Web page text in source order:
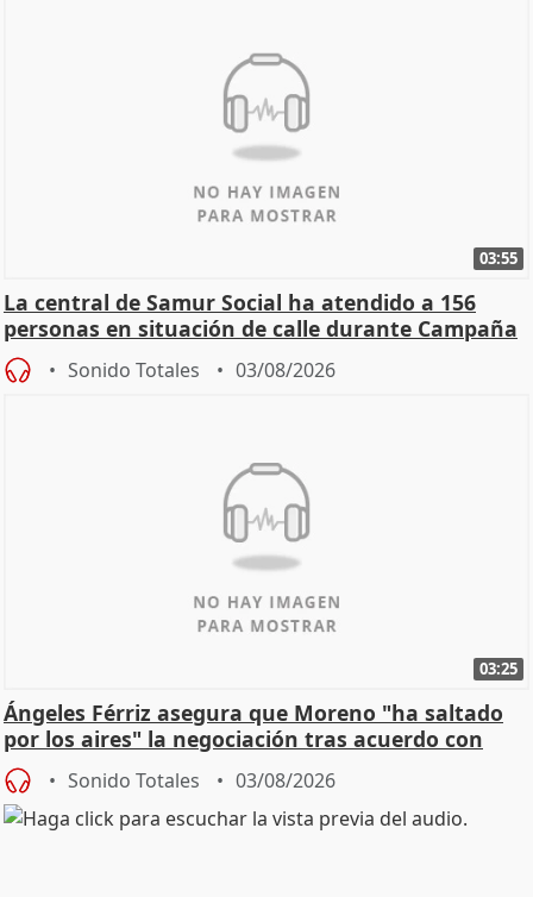
03:55
La central de Samur Social ha atendido a 156
personas en situación de calle durante Campaña
de Calor
Sonido Totales 03/08/2026
03:25
Ángeles Férriz asegura que Moreno "ha saltado
por los aires" la negociación tras acuerdo con
SMA
Sonido Totales 03/08/2026